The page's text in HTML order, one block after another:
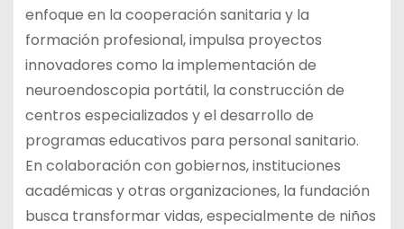
enfoque en la cooperación sanitaria y la
formación profesional, impulsa proyectos
innovadores como la implementación de
neuroendoscopia portátil, la construcción de
centros especializados y el desarrollo de
programas educativos para personal sanitario.
En colaboración con gobiernos, instituciones
académicas y otras organizaciones, la fundación
busca transformar vidas, especialmente de niños